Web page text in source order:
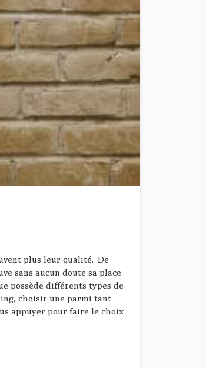
plus leur qualité. De
sans aucun doute sa place
possède différents types de
choisir une parmi tant
appuyer pour faire le choix